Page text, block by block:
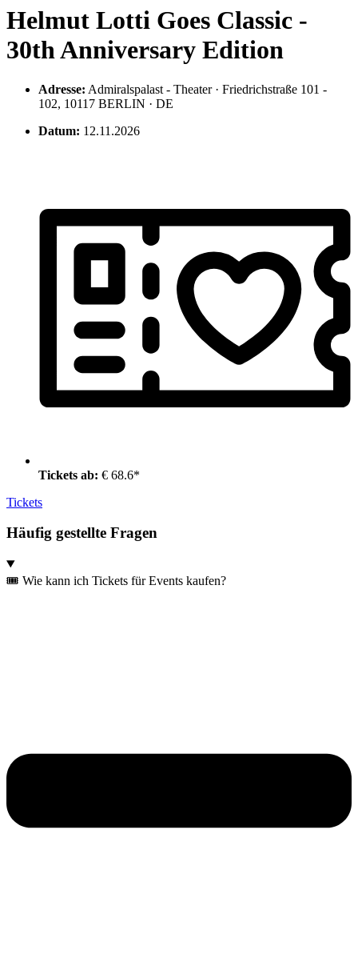
Helmut Lotti Goes Classic -
30th Anniversary Edition
Adresse: Admiralspalast - Theater · Friedrichstraße 101 -
102, 10117 BERLIN · DE
Datum: 12.11.2026
Tickets ab: € 68.6*
Tickets
Häufig gestellte Fragen
🎟️ Wie kann ich Tickets für Events kaufen?